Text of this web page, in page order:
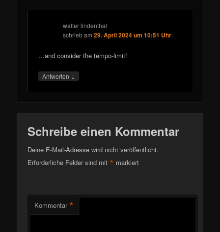
walter lindenthal
schriebam29. April 2024 um 10:51 Uhr:
…and consider the tempo-limit!
Antworten ↓
Schreibe einen Kommentar
Deine E-Mail-Adresse wird nicht veröffentlicht.
Erforderliche Felder sind mit* markiert
Kommentar *